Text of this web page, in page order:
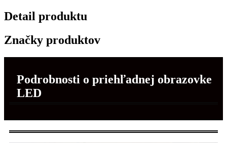
Detail produktu
Značky produktov
Podrobnosti o priehľadnej obrazovke
LED